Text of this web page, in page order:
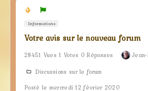
Informations
Votre avis sur le nouveau forum
28451 Vues 1 Votes 0 Réponses
Discussions sur le forum
Posté le mercredi 12 février 2020